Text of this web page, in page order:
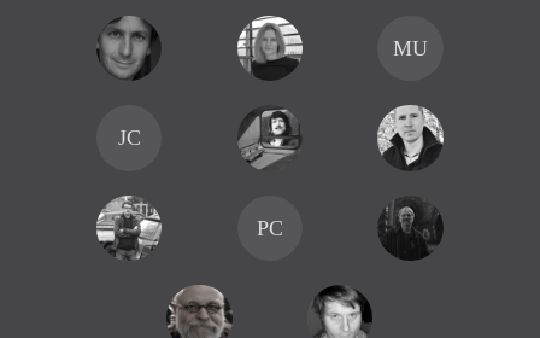
MU
JC
PC